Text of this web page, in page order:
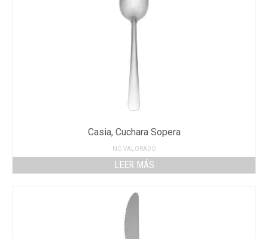
Casia, Cuchara Sopera
NO VALORADO
LEER MÁS